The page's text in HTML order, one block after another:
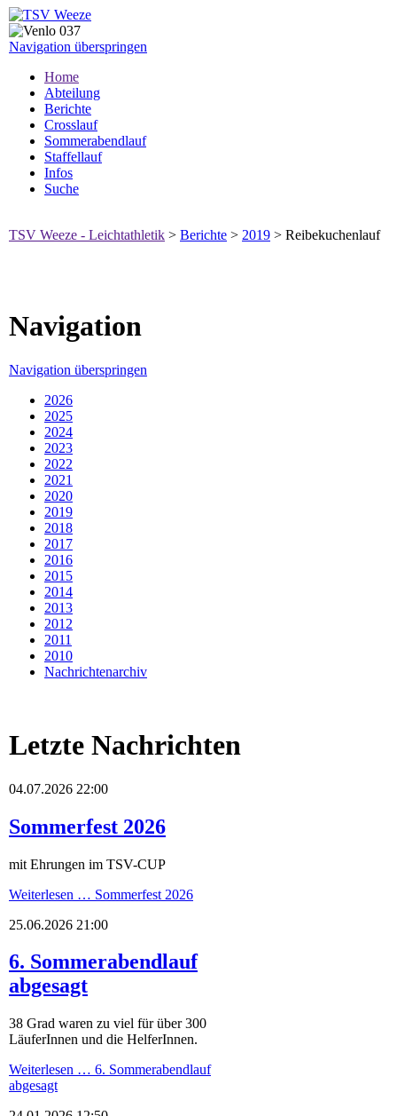
Navigation überspringen
Home
Abteilung
Berichte
Crosslauf
Sommerabendlauf
Staffellauf
Infos
Suche
TSV Weeze - Leichtathletik > Berichte > 2019 > Reibekuchenlauf
Navigation
Navigation überspringen
2026
2025
2024
2023
2022
2021
2020
2019
2018
2017
2016
2015
2014
2013
2012
2011
2010
Nachrichtenarchiv
Letzte Nachrichten
04.07.2026 22:00
Sommerfest 2026
mit Ehrungen im TSV-CUP
Weiterlesen … Sommerfest 2026
25.06.2026 21:00
6. Sommerabendlauf
abgesagt
38 Grad waren zu viel für über 300
LäuferInnen und die HelferInnen.
Weiterlesen … 6. Sommerabendlauf
abgesagt